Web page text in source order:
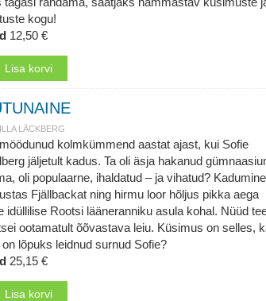
kogu!
12,50 €
Lisa korvi
LÄCKBERG
kolmkümmend aastat ajast, kui Sofie
jäljetult kadus. Ta oli äsja hakanud
oli populaarne, ihaldatud – ja vihatud? Kadumine
Fjällbackat ning hirmu loor hõljus pikka aega
idüllilise Rootsi lääneranniku asula kohal. Nüüd
ootamatult õõvastava leiu. Küsimus on selles,
on lõpuks leidnud surnud Sofie?
25,15 €
Lisa korvi